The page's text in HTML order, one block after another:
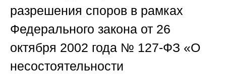
разрешения споров в рамках
Федерального закона от 26
октября 2002 года № 127-ФЗ «О
несостоятельности